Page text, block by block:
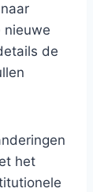
nieuwe
de
het